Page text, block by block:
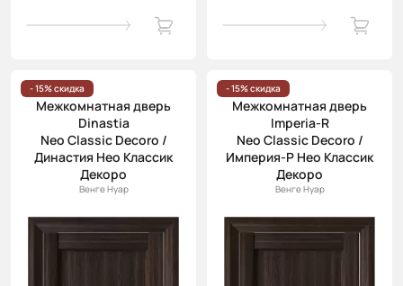
- 15% скидка
Межкомнатная дверь
Dinastia
Neo Classic Decoro /
Династия Нео Классик
Декоро
Венге Нуар
- 15% скидка
Межкомнатная дверь
Imperia-R
Neo Classic Decoro /
Империя-Р Нео Классик
Декоро
Венге Нуар